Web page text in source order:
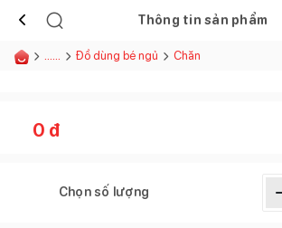
Thông tin sản phẩm
...... Đồ dùng bé ngủ Chăn
0 đ
Chọn số lượng